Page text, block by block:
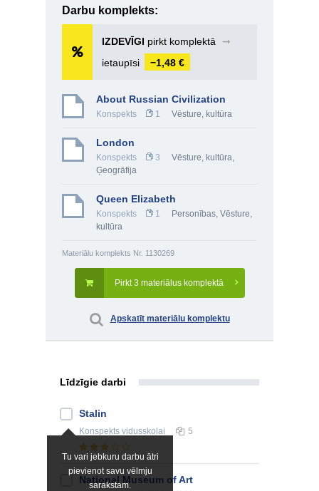
Darbu komplekts:
IZDEVĪGI pirkt komplektā
➞
ietaupīsi
−1,48 €
About Russian Civilization
Konspekts 1 Vēsture, kultūra
London
Konspekts 3 Vēsture, kultūra,
Ģeogrāfija
Queen Elizabeth
Konspekts 1 Personības, Vēsture,
kultūra
Materiālu komplekts Nr. 1130269
Pirkt 3 materiālus komplektā
Apskatīt materiālu komplektu
Līdzīgie darbi
Tu vari jebkuru darbu ātri
pievienot savu vēlmju
sarakstam.
Stalin
Konspekts vidusskolai 5
National Museum of Art